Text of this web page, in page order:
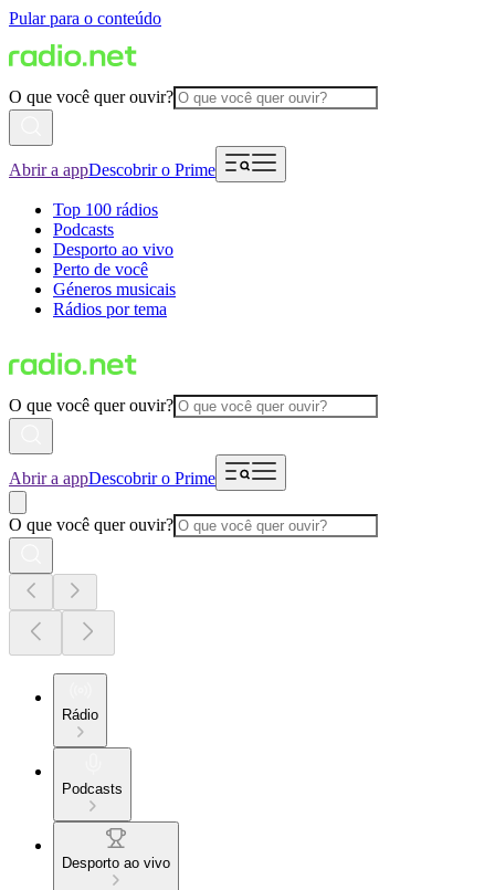
Pular para o conteúdo
O que você quer ouvir?
Abrir a appDescobrir o Prime
Top 100 rádios
Podcasts
Desporto ao vivo
Perto de você
Géneros musicais
Rádios por tema
O que você quer ouvir?
Abrir a appDescobrir o Prime
O que você quer ouvir?
Rádio
Podcasts
Desporto ao vivo